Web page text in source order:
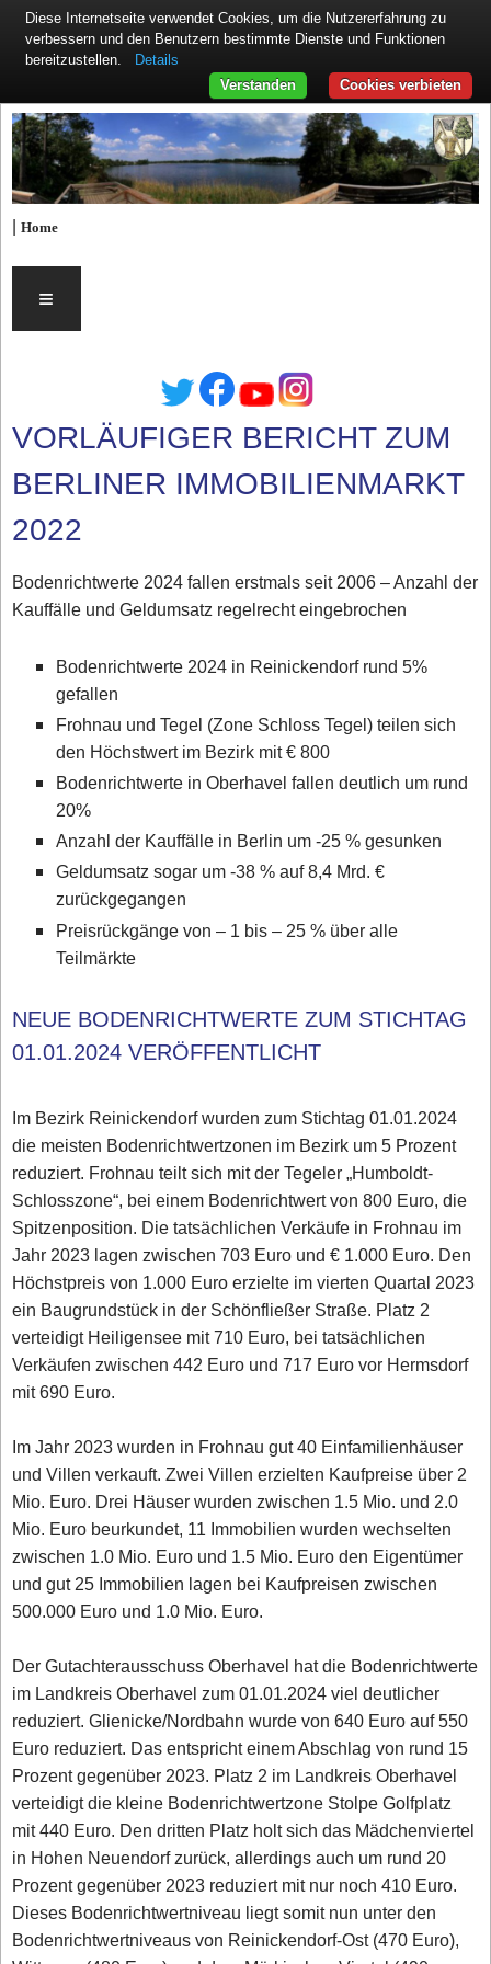
|Home
≡
VORLÄUFIGER BERICHT ZUM
BERLINER IMMOBILIENMARKT
2022
Bodenrichtwerte 2024 fallen erstmals seit 2006 – Anzahl der
Kauffälle und Geldumsatz regelrecht eingebrochen
Bodenrichtwerte 2024 in Reinickendorf rund 5%
gefallen
Frohnau und Tegel (Zone Schloss Tegel) teilen sich
den Höchstwert im Bezirk mit € 800
Bodenrichtwerte in Oberhavel fallen deutlich um rund
20%
Anzahl der Kauffälle in Berlin um -25 % gesunken
Geldumsatz sogar um -38 % auf 8,4 Mrd. €
zurückgegangen
Preisrückgänge von – 1 bis – 25 % über alle
Teilmärkte
NEUE BODENRICHTWERTE ZUM STICHTAG
01.01.2024 VERÖFFENTLICHT
Im Bezirk Reinickendorf wurden zum Stichtag 01.01.2024
die meisten Bodenrichtwertzonen im Bezirk um 5 Prozent
reduziert. Frohnau teilt sich mit der Tegeler „Humboldt-
Schlosszone“, bei einem Bodenrichtwert von 800 Euro, die
Spitzenposition. Die tatsächlichen Verkäufe in Frohnau im
Jahr 2023 lagen zwischen 703 Euro und € 1.000 Euro. Den
Höchstpreis von 1.000 Euro erzielte im vierten Quartal 2023
ein Baugrundstück in der Schönfließer Straße. Platz 2
verteidigt Heiligensee mit 710 Euro, bei tatsächlichen
Verkäufen zwischen 442 Euro und 717 Euro vor Hermsdorf
mit 690 Euro.
Im Jahr 2023 wurden in Frohnau gut 40 Einfamilienhäuser
und Villen verkauft. Zwei Villen erzielten Kaufpreise über 2
Mio. Euro. Drei Häuser wurden zwischen 1.5 Mio. und 2.0
Mio. Euro beurkundet, 11 Immobilien wurden wechselten
zwischen 1.0 Mio. Euro und 1.5 Mio. Euro den Eigentümer
und gut 25 Immobilien lagen bei Kaufpreisen zwischen
500.000 Euro und 1.0 Mio. Euro.
Der Gutachterausschuss Oberhavel hat die Bodenrichtwerte
im Landkreis Oberhavel zum 01.01.2024 viel deutlicher
reduziert. Glienicke/Nordbahn wurde von 640 Euro auf 550
Euro reduziert. Das entspricht einem Abschlag von rund 15
Prozent gegenüber 2023. Platz 2 im Landkreis Oberhavel
verteidigt die kleine Bodenrichtwertzone Stolpe Golfplatz
mit 440 Euro. Den dritten Platz holt sich das Mädchenviertel
in Hohen Neuendorf zurück, allerdings auch um rund 20
Prozent gegenüber 2023 reduziert mit nur noch 410 Euro.
Dieses Bodenrichtwertniveau liegt somit nun unter den
Bodenrichtwertniveaus von Reinickendorf-Ost (470 Euro),
Diese Internetseite verwendet Cookies, um die Nutzererfahrung zu
verbessern und den Benutzern bestimmte Dienste und Funktionen
bereitzustellen.
Details
Cookies verbieten
Verstanden